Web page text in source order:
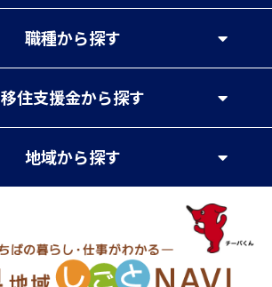
職種から探す
移住支援金から探す
地域から探す